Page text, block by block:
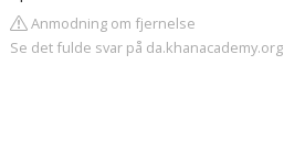
Anmodning om fjernelse
Se det fulde svar på da.khanacademy.org